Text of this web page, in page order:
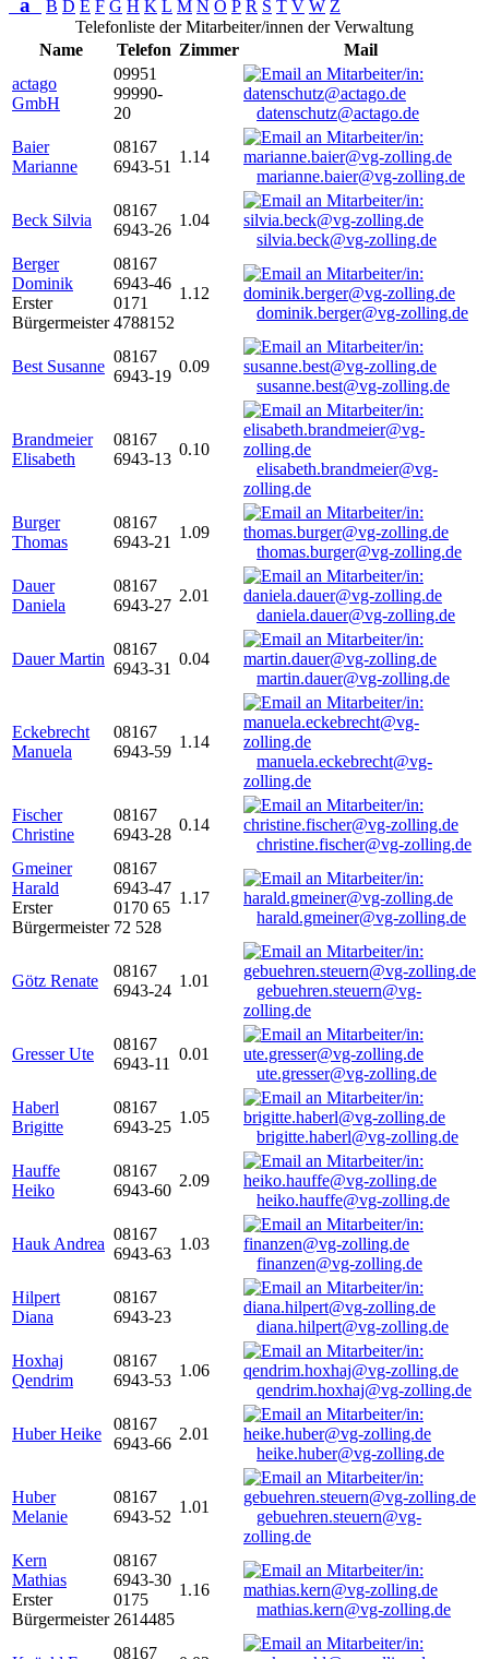
a B D E F G H K L M N O P R S T V W Z
Telefonliste der Mitarbeiter/innen der Verwaltung
Name
Telefon Zimmer
Mail
actago
GmbH
09951
99990-
20
datenschutz@actago.de
Baier
Marianne
08167
6943-51
1.14
marianne.baier@vg-zolling.de
Beck Silvia
08167
6943-26
1.04
silvia.beck@vg-zolling.de
Berger
Dominik
Erster
Bürgermeister
08167
6943-46
0171
4788152
1.12
dominik.berger@vg-zolling.de
Best Susanne
08167
6943-19
0.09
susanne.best@vg-zolling.de
Brandmeier
Elisabeth
08167
6943-13
0.10
elisabeth.brandmeier@vg-
zolling.de
Burger
Thomas
08167
6943-21
1.09
thomas.burger@vg-zolling.de
Dauer
Daniela
08167
6943-27
2.01
daniela.dauer@vg-zolling.de
Dauer Martin
08167
6943-31
0.04
martin.dauer@vg-zolling.de
Eckebrecht
Manuela
08167
6943-59
1.14
manuela.eckebrecht@vg-
zolling.de
Fischer
Christine
08167
6943-28
0.14
christine.fischer@vg-zolling.de
Gmeiner
Harald
Erster
Bürgermeister
08167
6943-47
0170 65
72 528
1.17
harald.gmeiner@vg-zolling.de
Götz Renate
08167
6943-24
1.01
gebuehren.steuern@vg-
zolling.de
Gresser Ute
08167
6943-11
0.01
ute.gresser@vg-zolling.de
Haberl
Brigitte
08167
6943-25
1.05
brigitte.haberl@vg-zolling.de
Hauffe
Heiko
08167
6943-60
2.09
heiko.hauffe@vg-zolling.de
Hauk Andrea
08167
6943-63
1.03
finanzen@vg-zolling.de
Hilpert
Diana
08167
6943-23
diana.hilpert@vg-zolling.de
Hoxhaj
Qendrim
08167
6943-53
1.06
qendrim.hoxhaj@vg-zolling.de
Huber Heike
08167
6943-66
2.01
heike.huber@vg-zolling.de
Huber
Melanie
08167
6943-52
1.01
gebuehren.steuern@vg-
zolling.de
Kern
Mathias
Erster
Bürgermeister
08167
6943-30
0175
2614485
1.16
mathias.kern@vg-zolling.de
08167